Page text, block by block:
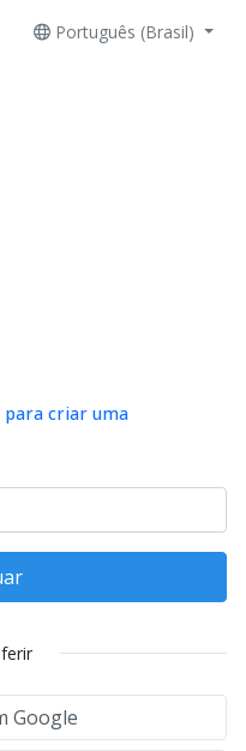
Português (Brasil)
para criar uma
Google